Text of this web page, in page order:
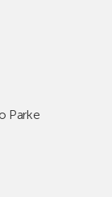
Parke